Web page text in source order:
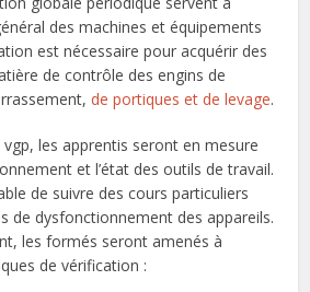
des machines et équipements
est nécessaire pour acquérir des
de contrôle des engins de
de portiques et de levage.
les apprentis seront en mesure
et l’état des outils de travail.
de suivre des cours particuliers
de dysfonctionnement des appareils.
les formés seront amenés à
de vérification :